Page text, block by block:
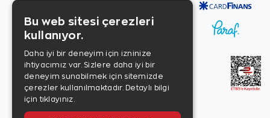
Bu web sitesi çerezleri
kullanıyor.
Daha iyi bir deneyim için izninize
ihtiyacımız var. Sizlere daha iyi bir
deneyim sunabilmek için sitemizde
çerezler kullanılmaktadır. Detaylı bilgi
için tıklayınız.